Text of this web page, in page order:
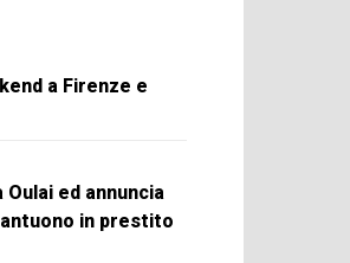
a Firenze e
ed annuncia
in prestito